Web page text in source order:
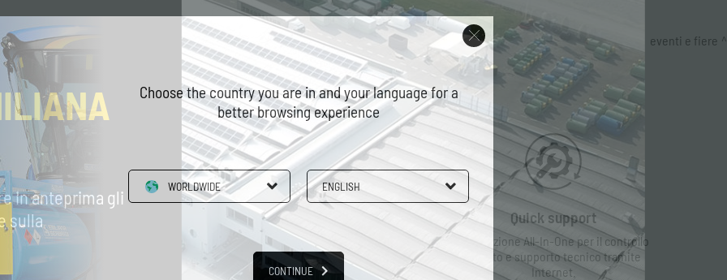
eventi e fiere
sede a
Contatti
Contatta il nostro servizio clienti per
qualsiasi richiesta di informazioni.
Quick support
La soluzione All-In-One per il controllo
remoto e supporto tecnico tramite
Internet.
Choose the country you are in and your language for a
better browsing experience
WORLDWIDE ENGLISH
CONTINUE
in anteprima gli
sulla